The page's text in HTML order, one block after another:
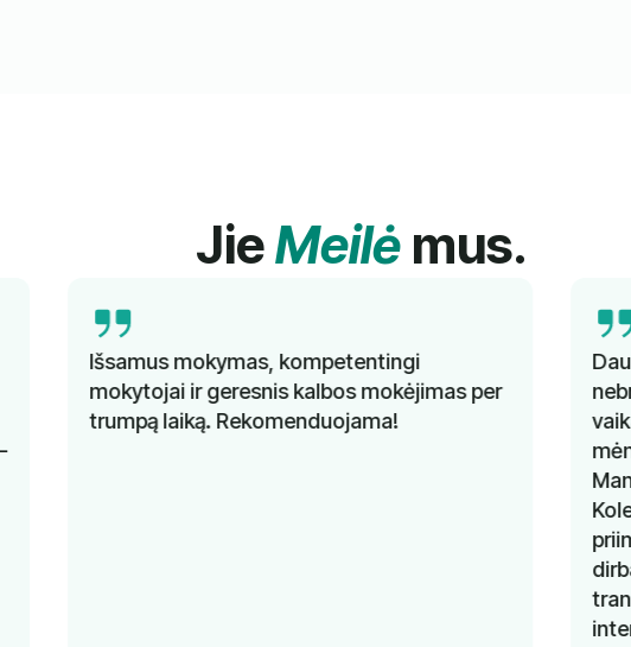
JieMeilė mus.
per
Daugelį metų nesėkmingai ieškojau gerų ir
nebrangių vokiečių kalbos pamokų savo
vaikams. Labai džiaugiuosi, kad prieš kelis